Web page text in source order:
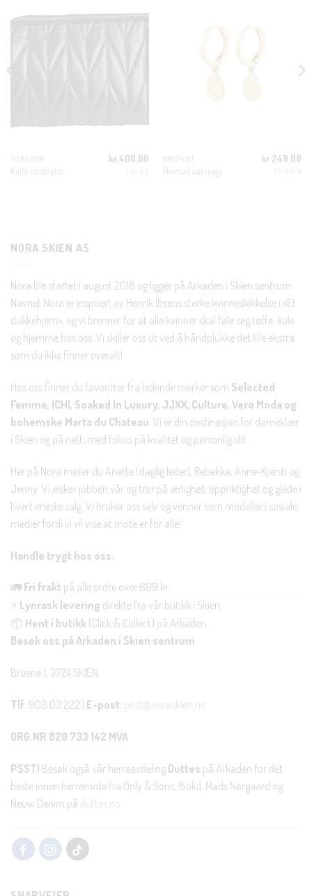
TILBEHØR
Kelly cosmetic
kr400.00 ØREPYNT
Nomad earrings
kr 249.00
NORA SKIEN AS
Nora ble startet i august 2018 og ligger på Arkaden i Skien sentrum.
Navnet Nora er inspirert av Henrik Ibsens sterke kvinneskikkelse i «Et
dukkehjem», og vi brenner for at alle kvinner skal føle seg tøffe, kule
og hjemme hos oss. Vi skiller oss ut ved å håndplukke det lille ekstra
som du ikke finner overalt!
Hos oss finner du favoritter fra ledende merker som Selected
Femme, ICHI, Soaked In Luxury, JJXX, Culture, Vero Moda og
bohemske Marta du Chateau . Vi er din destinasjon for dameklær
i Skien og på nett, med fokus på kvalitet og personlig stil.
Her på Nora møter du Anette (daglig leder), Rebekka, Anne-Kjersti og
Jenny. Vi elsker jobben vår og tror på ærlighet, oppriktighet og glede i
hvert eneste salg. Vi bruker oss selv og venner som modeller i sosiale
medier fordi vi vil vise at mote er for alle!
Handle trygt hos oss:
🚛 Fri frakt på alle ordre over 699 kr.
⚡ Lynrask levering direkte fra vår butikk i Skien.
📦 Hent i butikk (Click & Collect) på Arkaden.
Besøk oss på Arkaden i Skien sentrum
Bruene 1, 3724 SKIEN
Tlf: 908 03 222 | E-post: post@noraskien.no
ORG.NR 820 733 142 MVA
PSST! Besøk også vår herreavdeling Duttes på Arkaden for det
beste innen herremote fra Only & Sons, !Solid, Mads Nørgaard og
Neuw Denim på duttes.no
KUNDEKLUBB
En liten velkomstgave til deg! ❤️